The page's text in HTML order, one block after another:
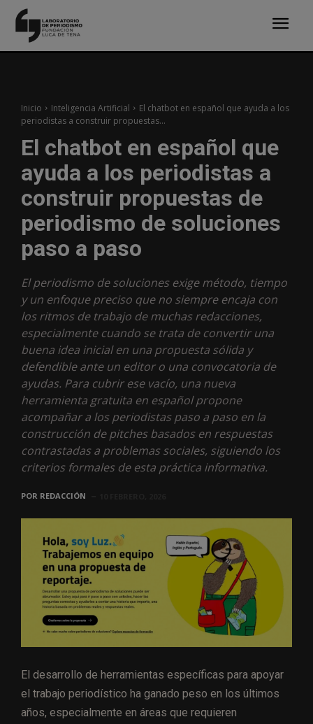
Inicio Inteligencia Artificial
El chatbot en español que ayuda a los
periodistas a construir propuestas...
El chatbot en español que
ayuda a los periodistas a
construir propuestas de
periodismo de soluciones
paso a paso
El periodismo de soluciones exige método, tiempo
y un enfoque preciso que no siempre encaja con
los ritmos de trabajo de muchas redacciones,
especialmente cuando se trata de convertir una
buena idea inicial en una propuesta sólida y
defendible ante un editor o una convocatoria de
ayudas. Para cubrir ese vacío, una nueva
herramienta gratuita en español propone
acompañar a los periodistas paso a paso en la
construcción de pitches basados en respuestas
contrastadas a problemas sociales, siguiendo los
criterios formales de esta práctica informativa.
POR REDACCIÓN
El desarrollo de herramientas específicas para apoyar
el trabajo periodístico ha ganado peso en los últimos
años, especialmente en áreas que requieren